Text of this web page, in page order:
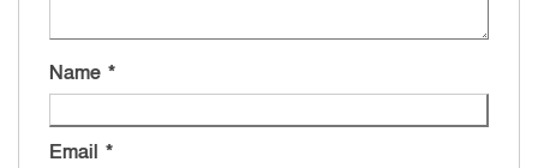
Name *
Email *